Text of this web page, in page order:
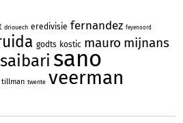
driouech eredivisie fernandez feyenoord
godts kostic mauro mijnans
saibari sano
tillman twente veerman